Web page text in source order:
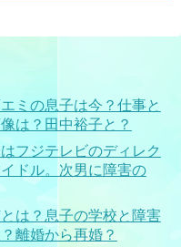
ミの息子は今？仕事と
は？田中裕子と？
フジテレビのディレク
ドル。次男に障害の
は？息子の学校と障害
離婚から再婚？